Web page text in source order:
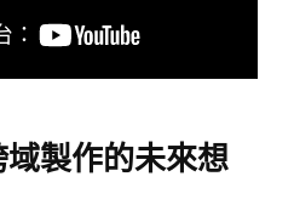
製作的未來想